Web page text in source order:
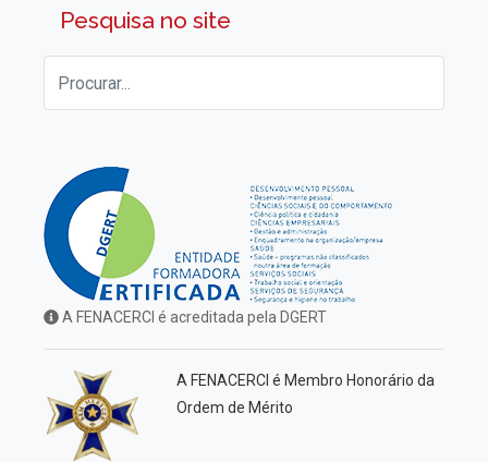
Pesquisa no site
A FENACERCI é acreditada pela DGERT
A FENACERCI é Membro Honorário da
Ordem de Mérito